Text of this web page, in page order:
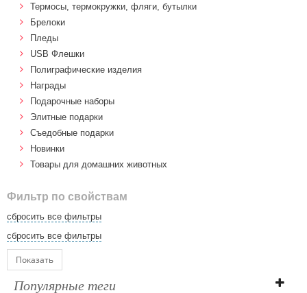
Термосы, термокружки, фляги, бутылки
Брелоки
Пледы
USB Флешки
Полиграфические изделия
Награды
Подарочные наборы
Элитные подарки
Cъедобные подарки
Новинки
Товары для домашних животных
Фильтр по свойствам
сбросить все фильтры
сбросить все фильтры
Показать
Популярные теги